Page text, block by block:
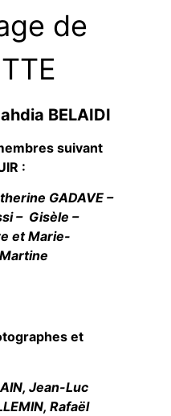
de
BELAIDI
suivant
:
GADAVE –
– Gisèle –
et Marie-
et
Jean-Luc
Rafaël